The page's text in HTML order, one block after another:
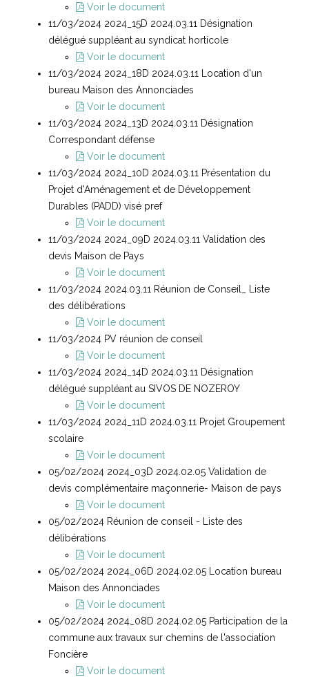
Voir le document
11/03/2024 2024_15D 2024.03.11 Désignation
délégué suppléant au syndicat horticole
Voir le document
11/03/2024 2024_18D 2024.03.11 Location d'un
bureau Maison des Annonciades
Voir le document
11/03/2024 2024_13D 2024.03.11 Désignation
Correspondant défense
Voir le document
11/03/2024 2024_10D 2024.03.11 Présentation du
Projet d'Aménagement et de Développement
Durables (PADD) visé pref
Voir le document
11/03/2024 2024_09D 2024.03.11 Validation des
devis Maison de Pays
Voir le document
11/03/2024 2024.03.11 Réunion de Conseil_ Liste
des délibérations
Voir le document
11/03/2024 PV réunion de conseil
Voir le document
11/03/2024 2024_14D 2024.03.11 Désignation
délégué suppléant au SIVOS DE NOZEROY
Voir le document
11/03/2024 2024_11D 2024.03.11 Projet Groupement
scolaire
Voir le document
05/02/2024 2024_03D 2024.02.05 Validation de
devis complémentaire maçonnerie- Maison de pays
Voir le document
05/02/2024 Réunion de conseil - Liste des
délibérations
Voir le document
05/02/2024 2024_06D 2024.02.05 Location bureau
Maison des Annonciades
Voir le document
05/02/2024 2024_08D 2024.02.05 Participation de la
commune aux travaux sur chemins de l'association
Foncière
Voir le document